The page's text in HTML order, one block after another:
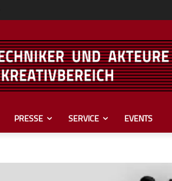
PRESSE SERVICE EVENTS